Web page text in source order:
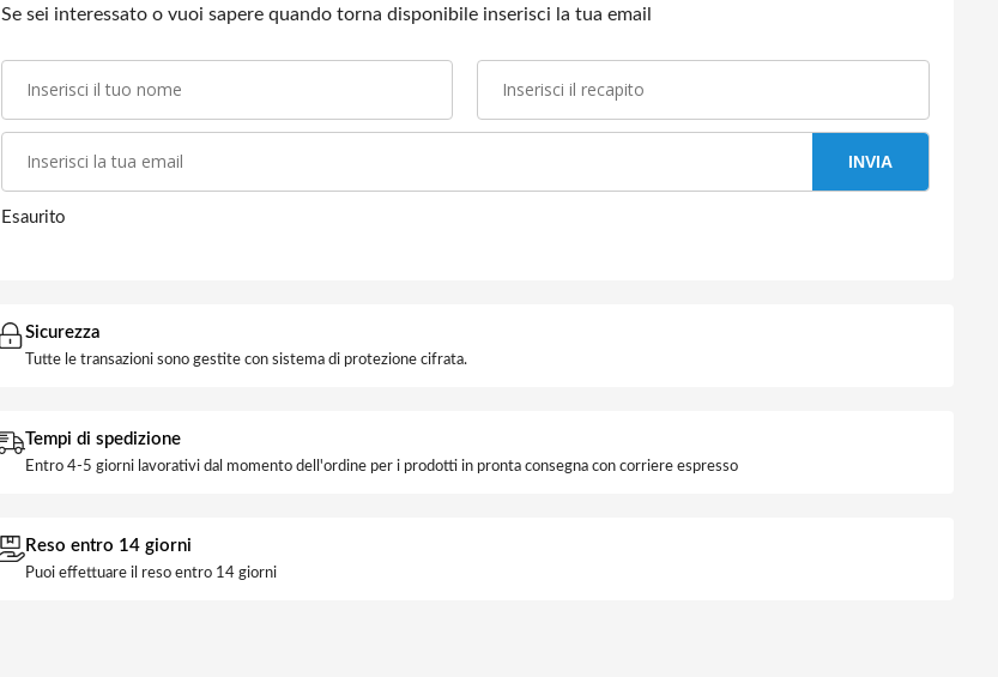
Se sei interessato o vuoi sapere quando torna disponibile inserisci la tua email
INVIA
Esaurito
Sicurezza
Tutte le transazioni sono gestite con sistema di protezione cifrata.
Tempi di spedizione
Entro 4-5 giorni lavorativi dal momento dell'ordine per i prodotti in pronta consegna con corriere espresso
Reso entro 14 giorni
Puoi effettuare il reso entro 14 giorni